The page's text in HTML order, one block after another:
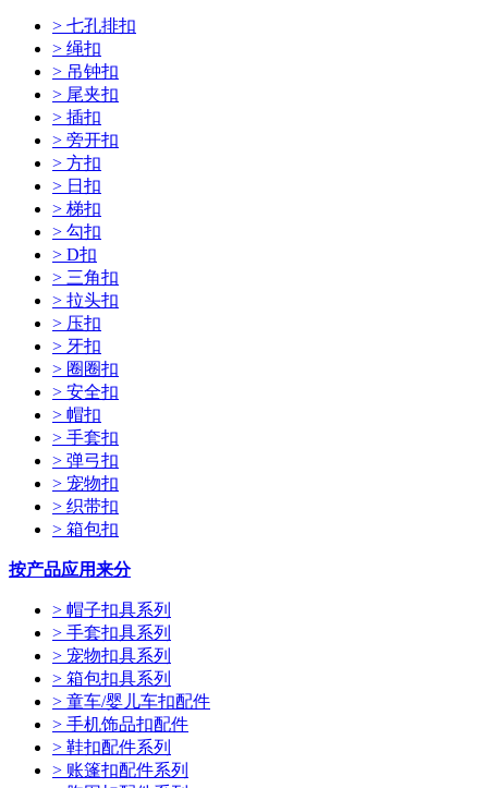
> 七孔排扣
> 绳扣
> 吊钟扣
> 尾夹扣
> 插扣
> 旁开扣
> 方扣
> 日扣
> 梯扣
> 勾扣
> D扣
> 三角扣
> 拉头扣
> 压扣
> 牙扣
> 圈圈扣
> 安全扣
> 帽扣
> 手套扣
> 弹弓扣
> 宠物扣
> 织带扣
> 箱包扣
按产品应用来分
> 帽子扣具系列
> 手套扣具系列
> 宠物扣具系列
> 箱包扣具系列
> 童车/婴儿车扣配件
> 手机饰品扣配件
> 鞋扣配件系列
> 账篷扣配件系列